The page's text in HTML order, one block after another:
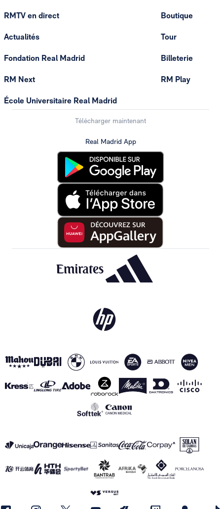
RMTV en direct
Actualités
Fondation Real Madrid
RM Next
École Universitaire Real Madrid
Boutique
Tour
Billeterie
RM Play
Télécharger maintenant
Real Madrid App